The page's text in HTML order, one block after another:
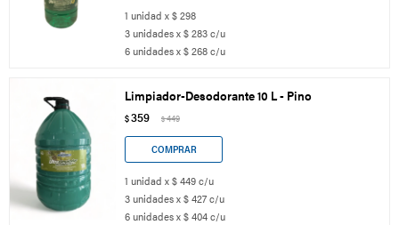
1 unidad x $ 298
3 unidades x $ 283 c/u
6 unidades x $ 268 c/u
Limpiador-Desodorante 10 L - Pino
$359 $449
1 unidad x $ 449 c/u
3 unidades x $ 427 c/u
6 unidades x $ 404 c/u